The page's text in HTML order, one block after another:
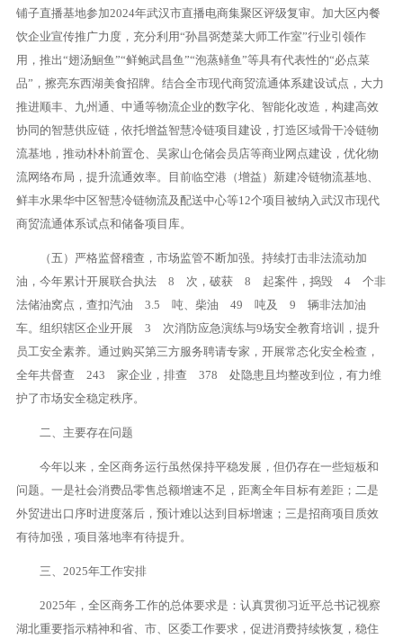
铺子直播基地参加2024年武汉市直播电商集聚区评级复审。加大区内餐
饮企业宣传推广力度，充分利用“孙昌弼楚菜大师工作室”行业引领作
用，推出“翅汤鮰鱼”“鲜鲍武昌鱼”“泡蒸鳝鱼”等具有代表性的“必点菜
品”，擦亮东西湖美食招牌。结合全市现代商贸流通体系建设试点，大力
推进顺丰、九州通、中通等物流企业的数字化、智能化改造，构建高效
协同的智慧供应链，依托增益智慧冷链项目建设，打造区域骨干冷链物
流基地，推动朴朴前置仓、吴家山仓储会员店等商业网点建设，优化物
流网络布局，提升流通效率。目前临空港（增益）新建冷链物流基地、
鲜丰水果华中区智慧冷链物流及配送中心等12个项目被纳入武汉市现代
商贸流通体系试点和储备项目库。
（五）严格监督稽查，市场监管不断加强。持续打击非法流动加
油，今年累计开展联合执法 8 次，破获 8 起案件，捣毁 4 个非
法储油窝点，查扣汽油 3.5 吨、柴油 49 吨及 9 辆非法加油
车。组织辖区企业开展 3 次消防应急演练与9场安全教育培训，提升
员工安全素养。通过购买第三方服务聘请专家，开展常态化安全检查，
全年共督查 243 家企业，排查 378 处隐患且均整改到位，有力维
护了市场安全稳定秩序。
二、主要存在问题
今年以来，全区商务运行虽然保持平稳发展，但仍存在一些短板和
问题。一是社会消费品零售总额增速不足，距离全年目标有差距；二是
外贸进出口序时进度落后，预计难以达到目标增速；三是招商项目质效
有待加强，项目落地率有待提升。
三、2025年工作安排
2025年，全区商务工作的总体要求是：认真贯彻习近平总书记视察
湖北重要指示精神和省、市、区委工作要求，促进消费持续恢复，稳住